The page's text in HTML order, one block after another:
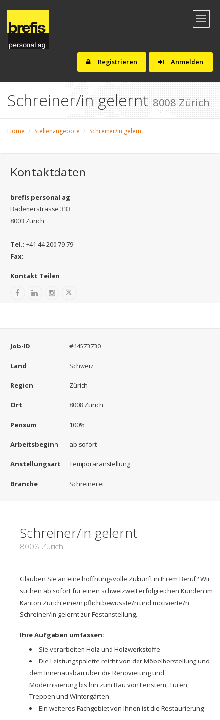
Anmelden
Registrieren
Toggle
Schreiner/in gelernt8008 Zürich
Home Stellenangebote Schreiner/in gelernt
Kontaktdaten
brefis personal ag
Badenerstrasse 333
8003 Zürich
Tel.: +41 44 200 79 79
Fax:
Kontakt Teilen
Job-ID #44573730
Land Schweiz
Region Zürich
Ort 8008 Zürich
Pensum 100%
Arbeitsbeginn ab sofort
Anstellungsart Temporäranstellung
Branche Schreinerei
Schreiner/in gelernt
8008 Zürich
Glauben Sie an eine hoffnungsvolle Zukunft in Ihrem Beruf? Wir
suchen ab sofort für einen schweizweit erfolgreichen Kunden im
Kanton Zürich eine/n pflichtbewusste/n und motivierte/n
Schreiner/in gelernt zur Festanstellung.
Ihre Aufgaben umfassen:
Sie verarbeiten Holz und Holzwerkstoffe
Die Leistungspalette reicht von der Möbelherstellung und
dem Innenausbau über die Renovierung und
Modernisierung bis hin zum Bau von Fenstern, Türen,
Treppen und Wintergärten
Ein weiteres Fachgebiet von Ihnen ist die Restaurierung